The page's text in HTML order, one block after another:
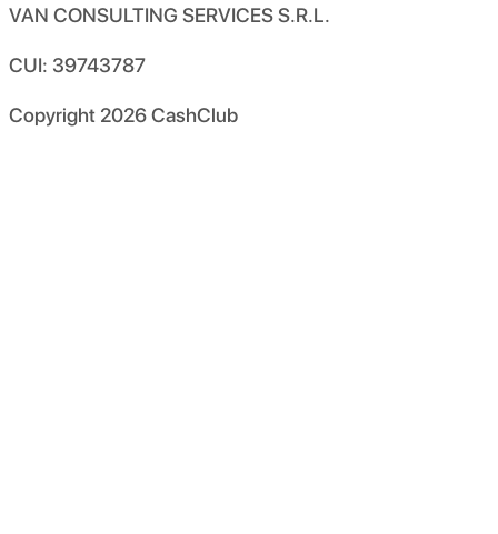
VAN CONSULTING SERVICES S.R.L.
CUI: 39743787
Copyright 2026CashClub